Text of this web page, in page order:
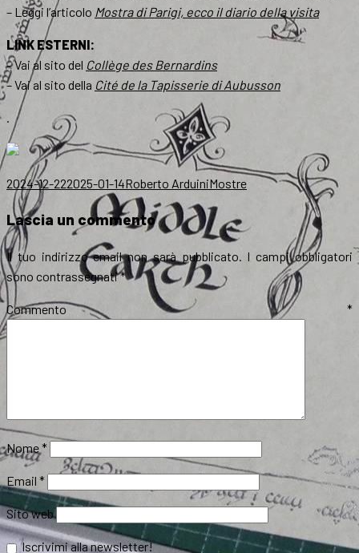
– Leggi l’articolo Mostra di Parigi, ecco il diario della visita
LINK ESTERNI:
– Vai al sito del Collège des Bernardins
– Vai al sito della Cité de la Tapisserie di Aubusson
Scritto
2024-12-222025-01-14Autore
Roberto ArduiniCategorie
Mostre
Lascia un commento
Il tuo indirizzo email non sarà pubblicato. I campi obbligatori
sono contrassegnati*
Commento *
Nome*
Email *
Sito web
Iscrivimi alla newsletter!